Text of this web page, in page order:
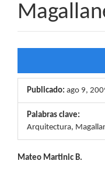
lateral
del
artículo
Publicado: ago 9,
Palabras clave:
Arquitectura,
Contenido
Mateo Martinic B.